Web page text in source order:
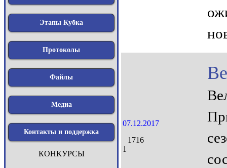
Этапы Кубка
Протоколы
Файлы
Медиа
Контакты и поддержка
КОНКУРСЫ
07.12.2017
1716
1